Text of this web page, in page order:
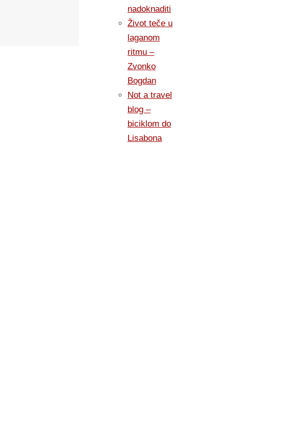
nadoknaditi
Život teče u
laganom
ritmu –
Zvonko
Bogdan
Not a travel
blog –
biciklom do
Lisabona